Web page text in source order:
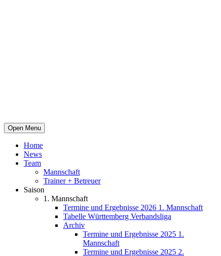
Open Menu
Home
News
Team
Mannschaft
Trainer + Betreuer
Saison
1. Mannschaft
Termine und Ergebnisse 2026 1. Mannschaft
Tabelle Württemberg Verbandsliga
Archiv
Termine und Ergebnisse 2025 1.
Mannschaft
Termine und Ergebnisse 2025 2.